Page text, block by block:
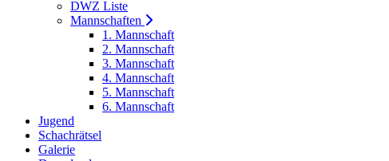
DWZ Liste
Mannschaften
1. Mannschaft
2. Mannschaft
3. Mannschaft
4. Mannschaft
5. Mannschaft
6. Mannschaft
Jugend
Schachrätsel
Galerie